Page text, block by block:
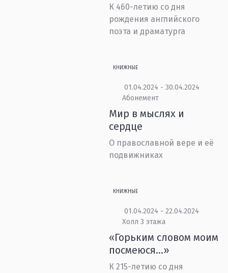
К 460-летию со дня
рождения английского
поэта и драматурга
КНИЖНЫЕ
01.04.2024 - 30.04.2024
Абонемент
Мир в мыслях и
сердце
О православной вере и её
подвижниках
КНИЖНЫЕ
01.04.2024 - 22.04.2024
Холл 3 этажа
«Горьким словом моим
посмеюся…»
К 215-летию со дня